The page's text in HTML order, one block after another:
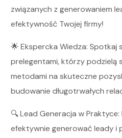
związanych z generowaniem
efektywność Twojej firmy!
🌟 Ekspercka Wiedza: Spotkaj
prelegentami, którzy podzielą
metodami na skuteczne
budowanie długotrwałych
🔍 Lead Generacja w Praktyce:
efektywnie generować leady i